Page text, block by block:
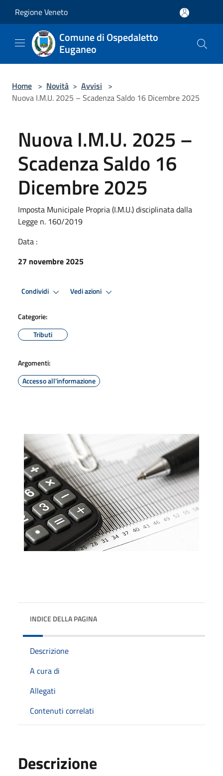
Regione Veneto
Comune di Ospedaletto
Euganeo
Home > Novità > Avvisi >
Nuova I.M.U. 2025 – Scadenza Saldo 16 Dicembre 2025
Nuova I.M.U. 2025 –
Scadenza Saldo 16
Dicembre 2025
Imposta Municipale Propria (I.M.U.) disciplinata dalla
Legge n. 160/2019
Data :
27 novembre 2025
Condividi Vedi azioni
Categorie:
Tributi
Argomenti:
Accesso all'informazione
INDICE DELLA PAGINA
Descrizione
A cura di
Allegati
Contenuti correlati
Descrizione